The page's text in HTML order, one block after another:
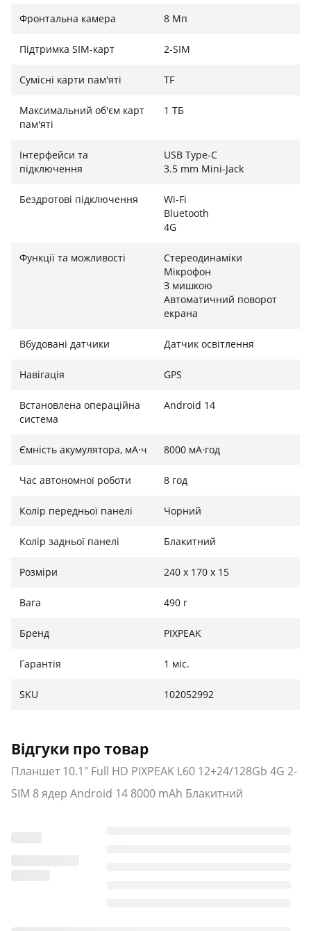
Автономність і сучасні функції
Планшет оснащено акумулятором на 8000 мА·год,
якого вистачає на до 8–10 годин активного
використання. Зарядка через USB Type-C швидка та
зручна. Додатково пристрій підтримує
розпізнавання обличчя, що дозволяє швидко
— в елегантному сірому корпусі, який виглядає
стильно та сучасно.
Фронтальна камера 8 Мп
Підтримка SIM-карт 2-SIM
Сумісні карти пам'яті TF
Максимальний об'єм карт
пам'яті
1 ТБ
Інтерфейси та
підключення
USB Type-C
3.5 mm Mini-Jack
Бездротові підключення
Wi-Fi
Bluetooth
4G
Функції та можливості
Стереодинаміки
Мікрофон
З мишкою
Автоматичний поворот
екрана
Вбудовані датчики Датчик освітлення
Навігація GPS
Встановлена ​​операційна
система
Android 14
Ємність акумулятора, мА·ч 8000 мА·год
Час автономної роботи 8 год
Колір передньої панелі Чорний
Колір задньої панелі Блакитний
Розміри 240 x 170 x 15
Вага 490 г
Бренд PIXPEAK
Гарантія 1 міс.
SKU 102052992
Відгуки про товар
Планшет 10.1" Full HD PIXPEAK L60 12+24/128Gb 4G 2-
SIM 8 ядер Android 14 8000 mAh Блакитний